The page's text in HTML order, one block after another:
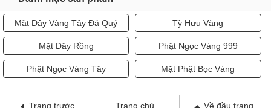
Danh mục sản phẩm
Mặt Dây Vàng Tây Đá Quý Tỳ Hưu Vàng
Mặt Dây Rồng Phật Ngọc Vàng 999
Phật Ngọc Vàng Tây Mặt Phật Bọc Vàng